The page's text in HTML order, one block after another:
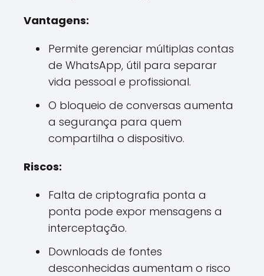
Vantagens:
Permite gerenciar múltiplas contas
de WhatsApp, útil para separar
vida pessoal e profissional.
O bloqueio de conversas aumenta
a segurança para quem
compartilha o dispositivo.
Riscos:
Falta de criptografia ponta a
ponta pode expor mensagens a
interceptação.
Downloads de fontes
desconhecidas aumentam o risco